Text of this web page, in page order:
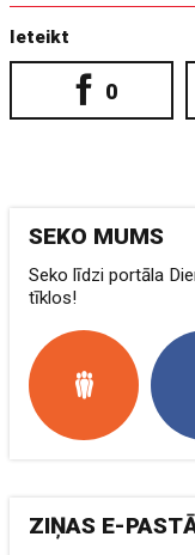
Ieteikt
0
SEKO MUMS
Seko līdzi portāla
tīklos!
ZIŅAS E-